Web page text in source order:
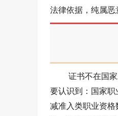
法律依据，纯属恶
证书不在国
要认识到：国家
减准入类职业资